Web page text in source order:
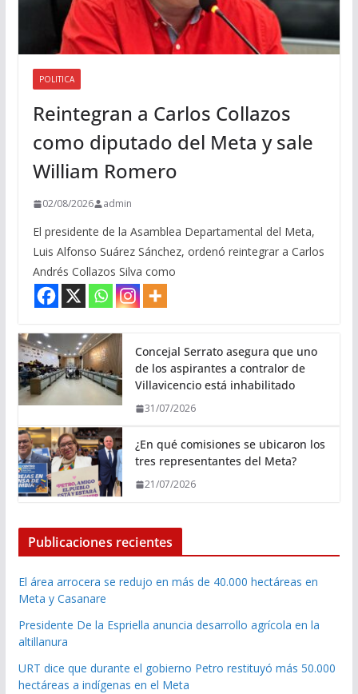
POLITICA
Reintegran a Carlos Collazos
como diputado del Meta y sale
William Romero
02/08/2026 admin
El presidente de la Asamblea Departamental del Meta,
Luis Alfonso Suárez Sánchez, ordenó reintegrar a Carlos
Andrés Collazos Silva como
Concejal Serrato asegura que uno
de los aspirantes a contralor de
Villavicencio está inhabilitado
31/07/2026
¿En qué comisiones se ubicaron los
tres representantes del Meta?
21/07/2026
Publicaciones recientes
El área arrocera se redujo en más de 40.000 hectáreas en
Meta y Casanare
Presidente De la Espriella anuncia desarrollo agrícola en la
altillanura
URT dice que durante el gobierno Petro restituyó más 50.000
hectáreas a indígenas en el Meta